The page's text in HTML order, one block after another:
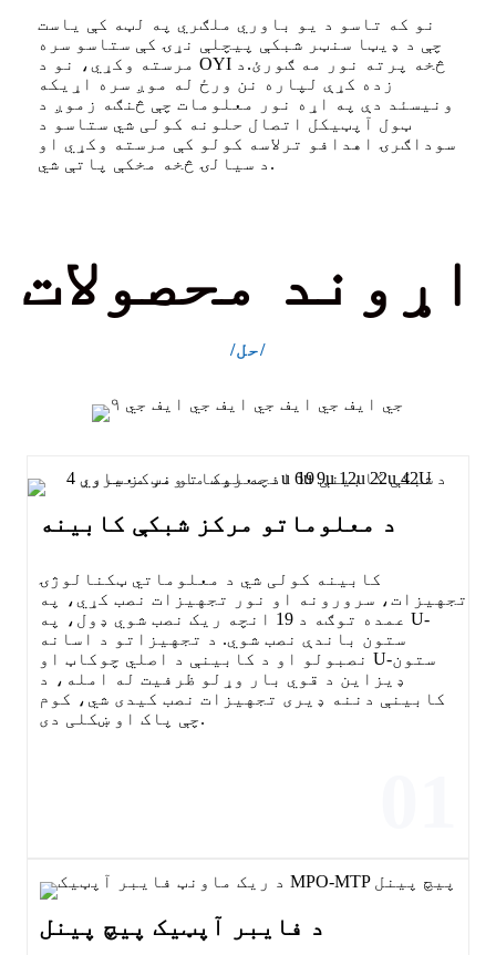
نو که تاسو د یو باوري ملګري په لټه کې یاست
چې د ډیټا سنټر شبکې پیچلې نړۍ کې ستاسو سره
مرسته وکړي، نو د OYI څخه پرته نور مه ګورئ. د
زده کړې لپاره نن ورځ له موږ سره اړیکه
ونیسئ د دې په اړه نور معلومات چې څنګه زموږ د
ټول آپټیکل اتصال حلونه کولی شي ستاسو د
سوداګرۍ اهدافو ترلاسه کولو کې مرسته وکړي او
د سیالۍ څخه مخکې پاتې شي.
اړوند محصولات
/حل/
د معلوماتو مرکز شبکې کابینه
کابینه کولی شي د معلوماتي ټکنالوژۍ
تجهیزات، سرورونه او نور تجهیزات نصب کړي، په
عمده توګه د 19 انچه ریک نصب شوي ډول، په U-
ستون باندې نصب شوي. د تجهیزاتو د اسانه
نصبولو او د کابینې د اصلي چوکاټ او U-ستون
ډیزاین د قوي بار وړلو ظرفیت له امله، د
کابینې دننه ډیری تجهیزات نصب کیدی شي، کوم
چې پاک او ښکلی دی.
د فایبر آپټیک پیچ پینل